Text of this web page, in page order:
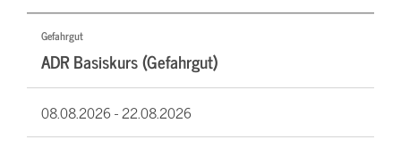
Gefahrgut
ADR Basiskurs (Gefahrgut)
08.08.2026 -22.08.2026